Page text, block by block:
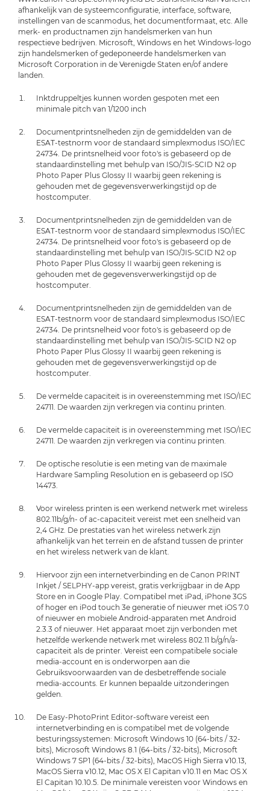
afhankelijk van de systeemconfiguratie, interface, software,
instellingen van de scanmodus, het documentformaat, etc. Alle
merk- en productnamen zijn handelsmerken van hun
respectieve bedrijven. Microsoft, Windows en het Windows-logo
zijn handelsmerken of gedeponeerde handelsmerken van
Microsoft Corporation in de Verenigde Staten en/of andere
landen.
Inktdruppeltjes kunnen worden gespoten met een
minimale pitch van 1/1200 inch
Documentprintsnelheden zijn de gemiddelden van de
ESAT-testnorm voor de standaard simplexmodus ISO/IEC
24734. De printsnelheid voor foto's is gebaseerd op de
standaardinstelling met behulp van ISO/JIS-SCID N2 op
Photo Paper Plus Glossy II waarbij geen rekening is
gehouden met de gegevensverwerkingstijd op de
hostcomputer.
Documentprintsnelheden zijn de gemiddelden van de
ESAT-testnorm voor de standaard simplexmodus ISO/IEC
24734. De printsnelheid voor foto's is gebaseerd op de
standaardinstelling met behulp van ISO/JIS-SCID N2 op
Photo Paper Plus Glossy II waarbij geen rekening is
gehouden met de gegevensverwerkingstijd op de
hostcomputer.
Documentprintsnelheden zijn de gemiddelden van de
ESAT-testnorm voor de standaard simplexmodus ISO/IEC
24734. De printsnelheid voor foto's is gebaseerd op de
standaardinstelling met behulp van ISO/JIS-SCID N2 op
Photo Paper Plus Glossy II waarbij geen rekening is
gehouden met de gegevensverwerkingstijd op de
hostcomputer.
De vermelde capaciteit is in overeenstemming met ISO/IEC
24711. De waarden zijn verkregen via continu printen.
De vermelde capaciteit is in overeenstemming met ISO/IEC
24711. De waarden zijn verkregen via continu printen.
De optische resolutie is een meting van de maximale
Hardware Sampling Resolution en is gebaseerd op ISO
14473.
Voor wireless printen is een werkend netwerk met wireless
802.11b/g/n- of ac-capaciteit vereist met een snelheid van
2,4 GHz. De prestaties van het wireless netwerk zijn
afhankelijk van het terrein en de afstand tussen de printer
en het wireless netwerk van de klant.
Hiervoor zijn een internetverbinding en de Canon PRINT
Inkjet / SELPHY-app vereist, gratis verkrijgbaar in de App
Store en in Google Play. Compatibel met iPad, iPhone 3GS
of hoger en iPod touch 3e generatie of nieuwer met iOS 7.0
of nieuwer en mobiele Android-apparaten met Android
2.3.3 of nieuwer. Het apparaat moet zijn verbonden met
hetzelfde werkende netwerk met wireless 802.11 b/g/n/a-
capaciteit als de printer. Vereist een compatibele sociale
media-account en is onderworpen aan die
Gebruiksvoorwaarden van de desbetreffende sociale
media-accounts. Er kunnen bepaalde uitzonderingen
gelden.
De Easy-PhotoPrint Editor-software vereist een
internetverbinding en is compatibel met de volgende
besturingssystemen: Microsoft Windows 10 (64-bits / 32-
bits), Microsoft Windows 8.1 (64-bits / 32-bits), Microsoft
Windows 7 SP1 (64-bits / 32-bits), MacOS High Sierra v10.13,
MacOS Sierra v10.12, Mac OS X El Capitan v10.11 en Mac OS X
El Capitan 10.10.5. De minimale vereisten voor Windows en